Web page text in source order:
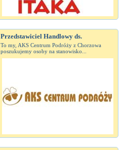
Przedstawiciel Handlowy ds.
To my, AKS Centrum Podróży z Chorzowa
poszukujemy osoby na stanowisko...